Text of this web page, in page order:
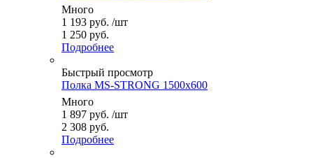
Много
1 193 руб. /шт
1 250 руб.
Подробнее
Быстрый просмотр
Полка MS-STRONG 1500x600
Много
1 897 руб. /шт
2 308 руб.
Подробнее